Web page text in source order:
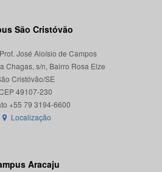
São Cristóvão
José Aloísio de Campos
Chagas, s/n, Bairro Rosa Elze
Cristóvão/SE
49107-230
Localização
Aracaju